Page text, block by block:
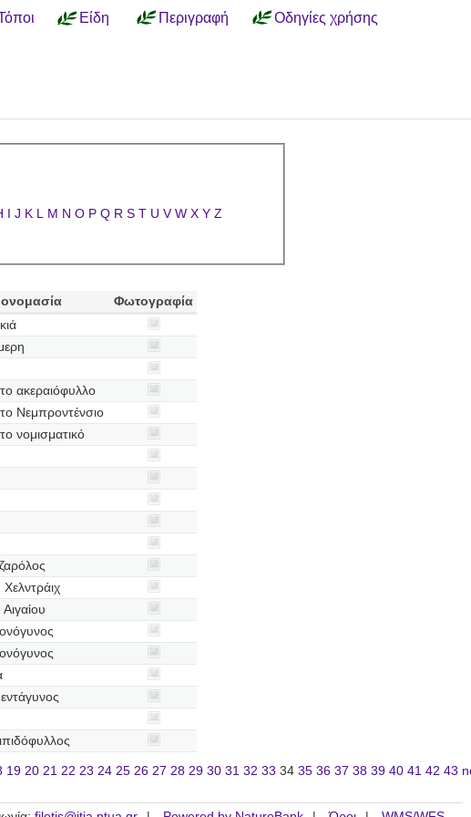
Είδη Περιγραφή Οδηγίες χρήσης
I J K L M N O P Q R S T U V W X Y Z
Φωτογραφία
ακεραιόφυλλο
Νεμπροντένσιο
νομισματικό
19 20 21 22 23 24 25 26 27 28 29 30 31 32 33 34 35 36 37 38 39 40 41 42 43